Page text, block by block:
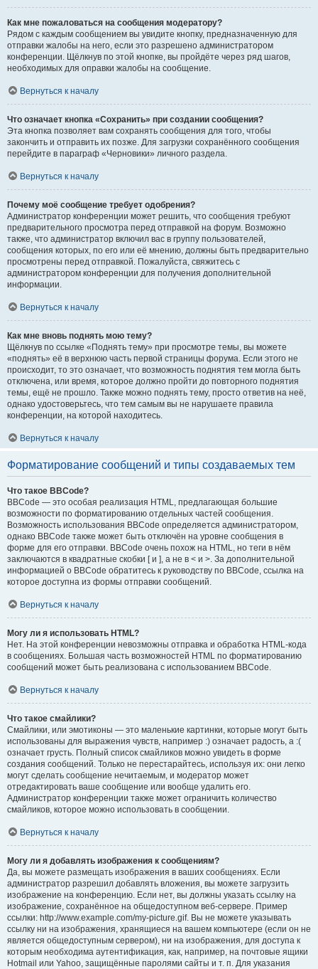
Как мне пожаловаться на сообщения модератору?
Рядом с каждым сообщением вы увидите кнопку, предназначенную для
отправки жалобы на него, если это разрешено администратором
конференции. Щёлкнув по этой кнопке, вы пройдёте через ряд шагов,
необходимых для оправки жалобы на сообщение.
Вернуться к началу
Что означает кнопка «Сохранить» при создании сообщения?
Эта кнопка позволяет вам сохранять сообщения для того, чтобы
закончить и отправить их позже. Для загрузки сохранённого сообщения
перейдите в параграф «Черновики» личного раздела.
Вернуться к началу
Почему моё сообщение требует одобрения?
Администратор конференции может решить, что сообщения требуют
предварительного просмотра перед отправкой на форум. Возможно
также, что администратор включил вас в группу пользователей,
сообщения которых, по его или её мнению, должны быть предварительно
просмотрены перед отправкой. Пожалуйста, свяжитесь с
администратором конференции для получения дополнительной
информации.
Вернуться к началу
Как мне вновь поднять мою тему?
Щёлкнув по ссылке «Поднять тему» при просмотре темы, вы можете
«поднять» её в верхнюю часть первой страницы форума. Если этого не
происходит, то это означает, что возможность поднятия тем могла быть
отключена, или время, которое должно пройти до повторного поднятия
темы, ещё не прошло. Также можно поднять тему, просто ответив на неё,
однако удостоверьтесь, что тем самым вы не нарушаете правила
конференции, на которой находитесь.
Вернуться к началу
Форматирование сообщений и типы создаваемых тем
Что такое BBCode?
BBCode — это особая реализация HTML, предлагающая большие
возможности по форматированию отдельных частей сообщения.
Возможность использования BBCode определяется администратором,
однако BBCode также может быть отключён на уровне сообщения в
форме для его отправки. BBCode очень похож на HTML, но теги в нём
заключаются в квадратные скобки [ и ], а не в < и >. За дополнительной
информацией о BBCode обратитесь к руководству по BBCode, ссылка на
которое доступна из формы отправки сообщений.
Вернуться к началу
Могу ли я использовать HTML?
Нет. На этой конференции невозможны отправка и обработка HTML-кода
в сообщениях. Большая часть возможностей HTML по форматированию
сообщений может быть реализована с использованием BBCode.
Вернуться к началу
Что такое смайлики?
Смайлики, или эмотиконы — это маленькие картинки, которые могут быть
использованы для выражения чувств, например :) означает радость, а :(
означает грусть. Полный список смайликов можно увидеть в форме
создания сообщений. Только не перестарайтесь, используя их: они легко
могут сделать сообщение нечитаемым, и модератор может
отредактировать ваше сообщение или вообще удалить его.
Администратор конференции также может ограничить количество
смайликов, которое можно использовать в сообщении.
Вернуться к началу
Могу ли я добавлять изображения к сообщениям?
Да, вы можете размещать изображения в ваших сообщениях. Если
администратор разрешил добавлять вложения, вы можете загрузить
изображение на конференцию. Если нет, вы должны указать ссылку на
изображение, сохранённое на общедоступном веб-сервере. Пример
ссылки: http://www.example.com/my-picture.gif. Вы не можете указывать
ссылку ни на изображения, хранящиеся на вашем компьютере (если он не
является общедоступным сервером), ни на изображения, для доступа к
которым необходима аутентификация, как, например, на почтовые ящики
Hotmail или Yahoo, защищённые паролями сайты и т. п. Для указания